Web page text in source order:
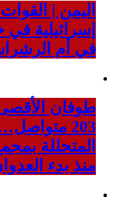
اليمن |
إسرائيلية
في أم
طوفان
203
منذ بدء